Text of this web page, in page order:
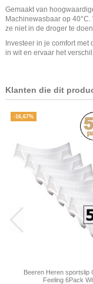
Gemaakt van
Machinewasbaar op
ze niet in de droger te
Investeer in je comfort
in wit en ervaar het
Klanten die dit
-16,67%
Beeren Heren sportslip
Feeling 6Pack